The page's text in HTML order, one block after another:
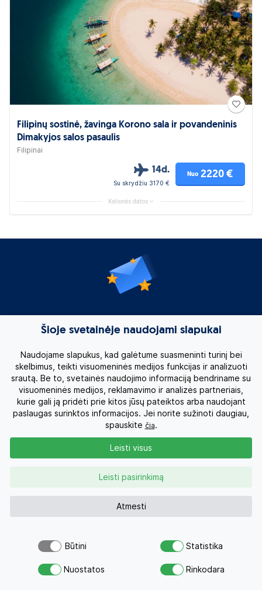
Filipinų sostinė, žavinga Korono sala ir povandeninis
Dimakyjos salos pasaulis
Filipinai
14d.
Su skrydžiu 3170 €
Nuo 2220 €
Kelionės datos
Geriausi pasiūlymai į jūsų pašto
Užsiprenumeruodamas (-a) sutinku su
privatumo
politika.
Noriu
Savo svajonių atostogoms
domėjosi 15 žmonių
Šioje svetainėje naudojami slapukai
Naudojame slapukus, kad galėtume suasmeninti turinį bei
skelbimus, teikti visuomeninės medijos funkcijas ir analizuoti
srautą. Be to, svetainės naudojimo informaciją bendriname su
visuomeninės medijos, reklamavimo ir analizės partneriais,
kurie gali ją pridėti prie kitos jūsų pateiktos arba naudojant
paslaugas surinktos informacijos. Jei norite sužinoti daugiau,
spauskite čia.
Atmesti
Leisti pasirinkimą
Leisti visus
Būtini Statistika
Nuostatos Rinkodara